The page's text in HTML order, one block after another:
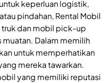
keperluan logistik,
pindahan, Rental Mobil
dan mobil pick-up
Dalam memilih
untuk memperhatikan
mereka tawarkan.
yang memiliki reputasi